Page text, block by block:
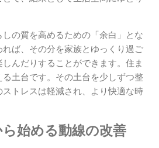
の質を高めるための「余白」とな
れば、その分を家族とゆっくり過ご
んだりすることができます。住ま
土台です。その土台を少しずつ整
ストレスは軽減され、より快適な時
始める動線の改善